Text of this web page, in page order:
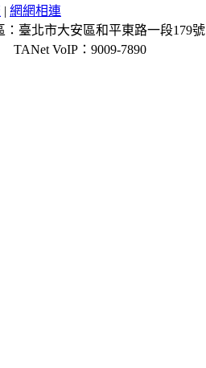
| 網網相連
：臺北市大安區和平東路一段179號
TANet VoIP：9009-7890